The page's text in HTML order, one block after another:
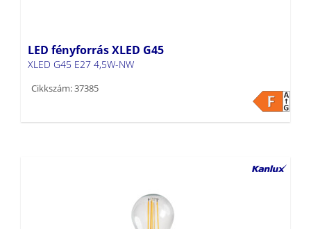
LED fényforrás XLED G45
XLED G45 E27 4,5W-NW
Cikkszám: 37385